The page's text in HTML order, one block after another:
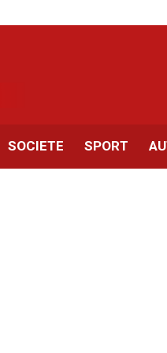
Pluies cette
SOCIETE SPORT